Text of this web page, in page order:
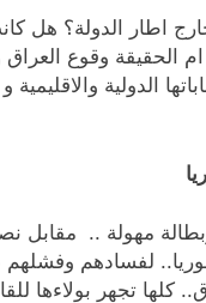
خارج اطار الدولة؟
الحقيقة وقوع
الدولية
عن العمل .. والشعب السوري 10
لفسادهم
تجهر بولاءها